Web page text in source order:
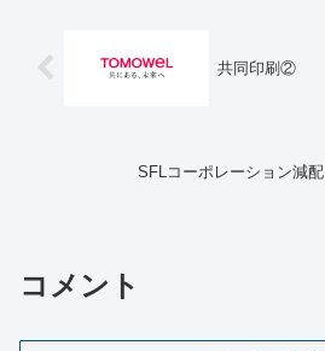
共同印刷②
SFLコーポレーション減配
コメント